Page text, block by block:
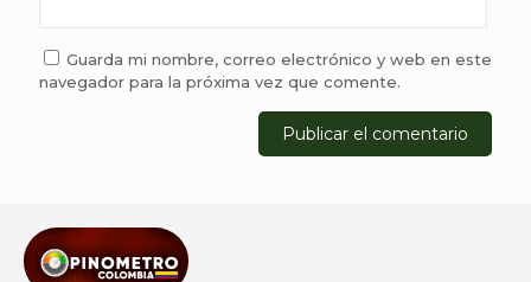
Guarda mi nombre, correo electrónico y web en este
navegador para la próxima vez que comente.